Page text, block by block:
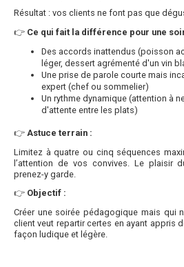
Résultat : vos clients ne font pas que
👉 Ce qui fait la différence pour une
Des accords inattendus (poisson
léger, dessert agrémenté d'un vin
Une prise de parole courte mais
expert (chef ou sommelier)
Un rythme dynamique (attention à
d'attente entre les plats)
👉 Astuce terrain :
Limitez à quatre ou cinq séquences
l’attention de vos convives. Le plaisir
prenez-y garde.
👉 Objectif :
Créer une soirée pédagogique mais qui
client veut repartir certes en ayant appris
façon ludique et légère.